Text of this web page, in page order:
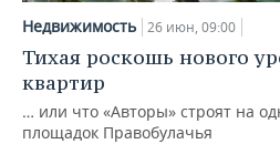
Недвижимость 26 июн, 09:00
Тихая роскошь нового
квартир
… или что «Авторы» строят на
площадок Правобулачья